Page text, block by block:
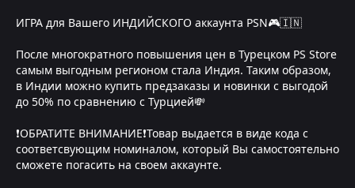
ИГРА для Вашего ИНДИЙСКОГО аккаунта PSN🎮🇮🇳
После многократного повышения цен в Турецком PS Store
самым выгодным регионом стала Индия. Таким образом,
в Индии можно купить предзаказы и новинки с выгодой
до 50% по сравнению с Турцией💸
❗️ОБРАТИТЕ ВНИМАНИЕ❗️Товар выдается в виде кода с
соответсвующим номиналом, который Вы самостоятельно
сможете погасить на своем аккаунте.